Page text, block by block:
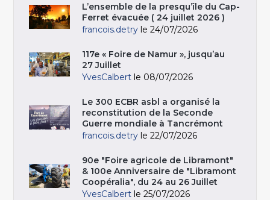
L’ensemble de la presqu’île du Cap-
Ferret évacuée ( 24 juillet 2026 )
francois.detry le 24/07/2026
117e « Foire de Namur », jusqu’au
27 Juillet
YvesCalbert le 08/07/2026
Le 300 ECBR asbl a organisé la
reconstitution de la Seconde
Guerre mondiale à Tancrémont
francois.detry le 22/07/2026
90e "Foire agricole de Libramont"
& 100e Anniversaire de "Libramont
Coopéralia", du 24 au 26 Juillet
YvesCalbert le 25/07/2026